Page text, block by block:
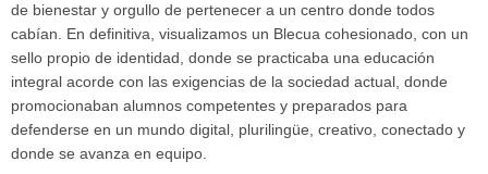
de bienestar y orgullo de pertenecer a un centro donde todos
cabían. En definitiva, visualizamos un Blecua cohesionado, con un
sello propio de identidad, donde se practicaba una educación
integral acorde con las exigencias de la sociedad actual, donde
promocionaban alumnos competentes y preparados para
defenderse en un mundo digital, plurilingüe, creativo, conectado y
donde se avanza en equipo.